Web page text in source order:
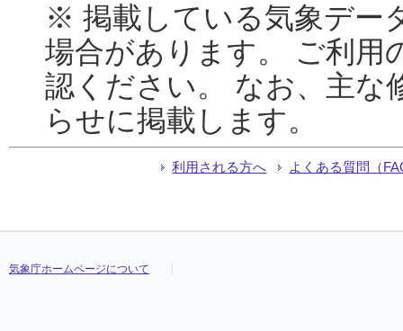
※ 掲載している気象デー
場合があります。 ご利用
認ください。 なお、主な
らせに掲載します。
利用される方へ よくある質問（
気象庁ホームページについて